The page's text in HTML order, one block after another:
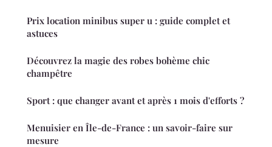
Prix location minibus super u : guide complet et
astuces
Découvrez la magie des robes bohème chic
champêtre
Sport : que changer avant et après 1 mois d'efforts ?
Menuisier en Île-de-France : un savoir-faire sur
mesure